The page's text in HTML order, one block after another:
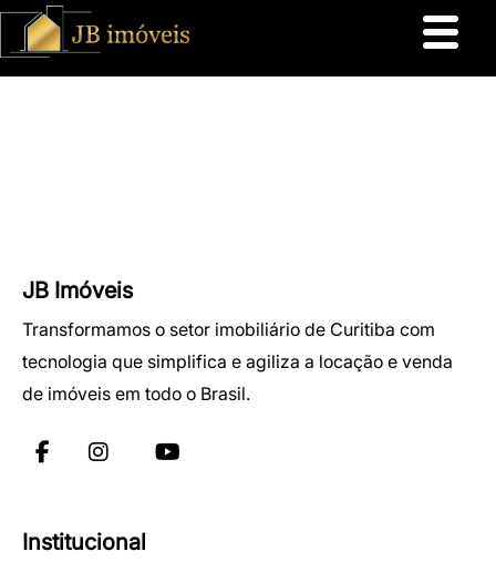
JB Imóveis
Transformamos o setor imobiliário de Curitiba com
tecnologia que simplifica e agiliza a locação e venda
de imóveis em todo o Brasil.
Institucional